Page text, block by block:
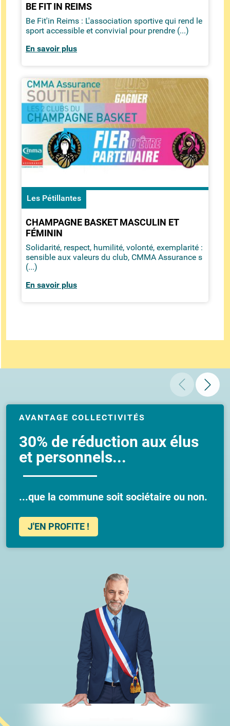
BE FIT IN REIMS
Be Fit'in Reims : L'association sportive qui rend le
sport accessible et convivial pour prendre (...)
En savoir plus
Les Pétillantes
CHAMPAGNE BASKET MASCULIN ET
FÉMININ
Solidarité, respect, humilité, volonté, exemplarité :
sensible aux valeurs du club, CMMA Assurance s
(...)
En savoir plus
AVANTAGE COLLECTIVITÉS
30% de réduction aux élus
et personnels...
...que la commune soit sociétaire ou non.
J'EN PROFITE !